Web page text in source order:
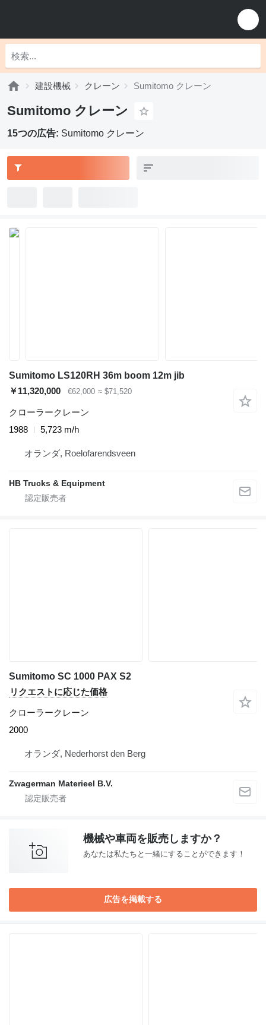
建設機械 クレーン Sumitomo クレーン
Sumitomo クレーン
15つの広告: Sumitomo クレーン
Sumitomo LS120RH 36m boom 12m jib
￥11,320,000
€62,000 ≈ $71,520
クローラークレーン
1988
5,723 m/h
オランダ, Roelofarendsveen
HB Trucks & Equipment
Sumitomo SC 1000 PAX S2
リクエストに応じた価格
クローラークレーン
2000
オランダ, Nederhorst den Berg
Zwagerman Materieel B.V.
機械や車両を販売しますか？
あなたは私たちと一緒にすることができます！
広告を掲載する